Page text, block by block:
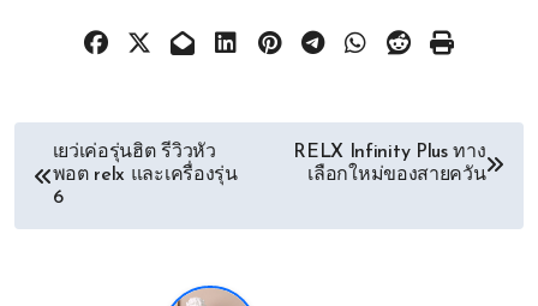
เยว่เค่อรุ่นฮิต รีวิวหัว
พอต relx และเครื่องรุ่น
6
RELX Infinity Plus ทาง
เลือกใหม่ของสายควัน